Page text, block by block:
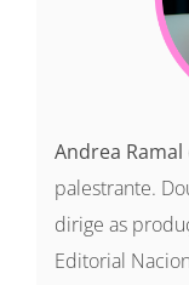
Andrea Ramal
palestrante.
dirige as
Editorial